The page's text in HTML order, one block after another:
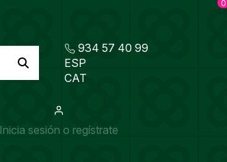
934 57 40 99
ESP
CAT
Inicia sesión o regístrate
0